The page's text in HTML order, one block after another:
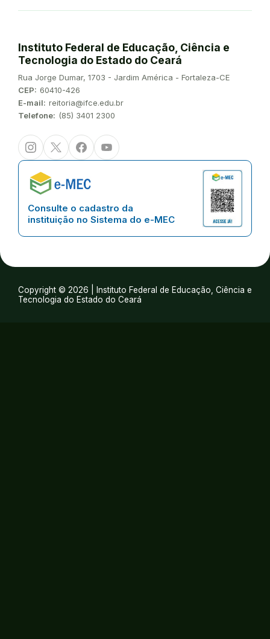
Instituto Federal de Educação, Ciência e
Tecnologia do Estado do Ceará
Endereço:
Rua Jorge Dumar, 1703 - Jardim América - Fortaleza-CE
CEP: 60410-426
E-mail: reitoria@ifce.edu.br
Telefone: (85) 3401 2300
InstagramTwitter/XFacebookYoutube
Consulte o cadastro da
instituição no Sistema do e-MEC
Copyright © 2026 | Instituto Federal de Educação, Ciência e
Tecnologia do Estado do Ceará